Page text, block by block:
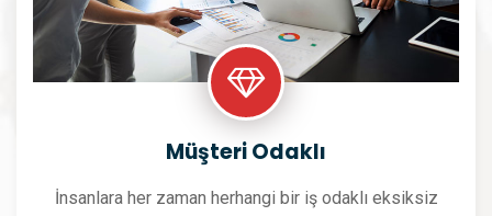
Müşteri Odaklı
İnsanlara her zaman herhangi bir iş odaklı eksiksiz